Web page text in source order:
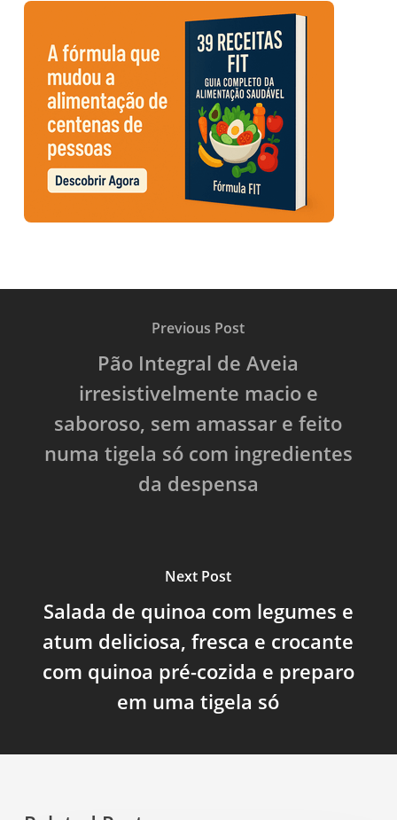
Previous Post
Pão Integral de Aveia
irresistivelmente macio e
saboroso, sem amassar e feito
numa tigela só com ingredientes
da despensa
Next Post
Salada de quinoa com legumes e
atum deliciosa, fresca e crocante
com quinoa pré-cozida e preparo
em uma tigela só